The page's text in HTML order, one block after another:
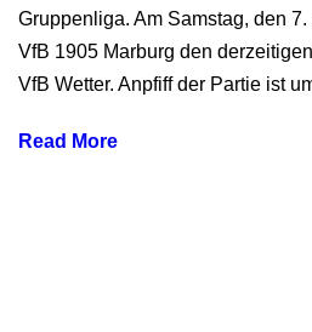
Gruppenliga. Am Samstag, den
VfB 1905 Marburg den
VfB Wetter. Anpfiff der Partie ist
Read More